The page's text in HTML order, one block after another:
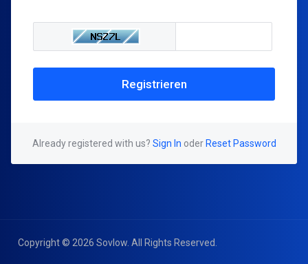
Already registered with us? Sign In oder Reset Password
Copyright © 2026 Sovlow. All Rights Reserved.